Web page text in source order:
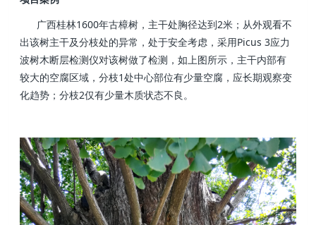
广西桂林1600年古樟树，主干处胸径达到2米；从外观看不
出该树主干及分枝处的异常，处于安全考虑，采用Picus 3应力
波树木断层检测仪对该树做了检测，如上图所示，主干内部有
较大的空腐区域，分枝1处中心部位有少量空腐，应长期观察变
化趋势；分枝2仅有少量木质状态不良。